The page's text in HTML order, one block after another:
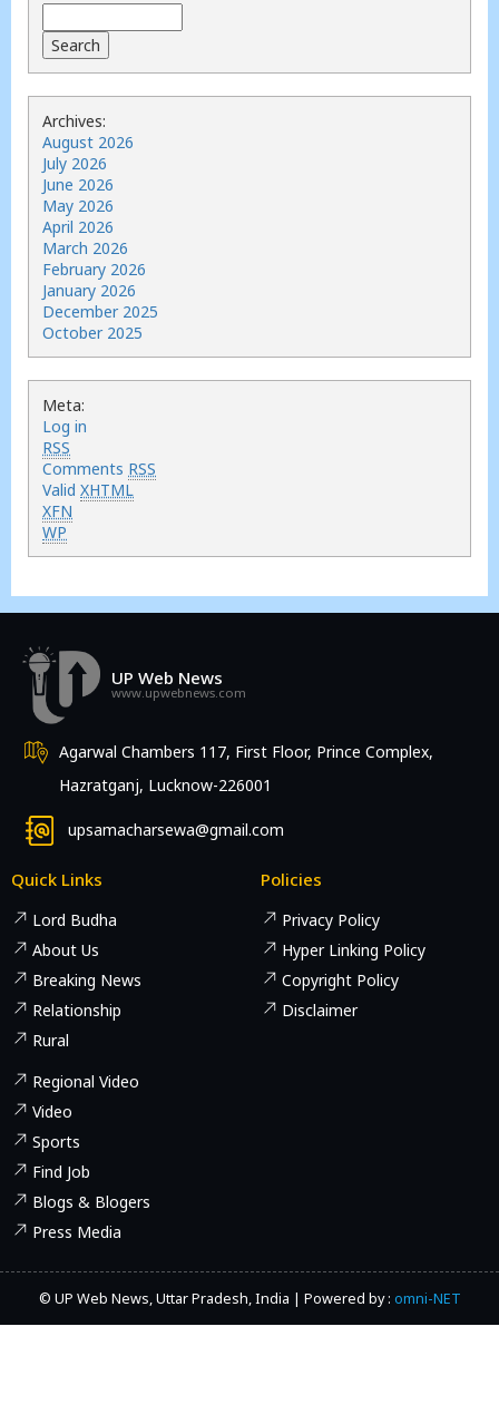
Archives:
August 2026
July 2026
June 2026
May 2026
April 2026
March 2026
February 2026
January 2026
December 2025
October 2025
Meta:
Log in
RSS
Comments RSS
Valid XHTML
XFN
WP
UP Web News
www.upwebnews.com
Agarwal Chambers 117, First Floor, Prince Complex,
Hazratganj, Lucknow-226001
upsamacharsewa@gmail.com
Quick Links
Lord Budha
About Us
Breaking News
Relationship
Rural
Regional Video
Video
Sports
Find Job
Blogs & Blogers
Press Media
Policies
Privacy Policy
Hyper Linking Policy
Copyright Policy
Disclaimer
© UP Web News, Uttar Pradesh, India | Powered by : omni-NET